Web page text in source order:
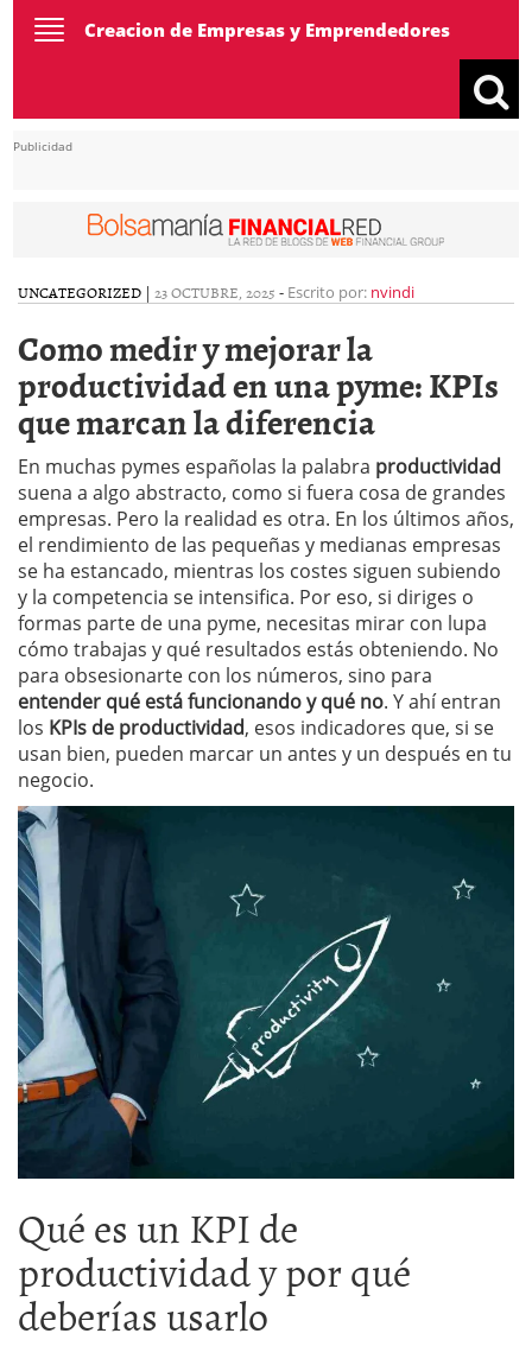
ToggleCreacion de Empresas y Emprendedores
Publicidad
UNCATEGORIZED | 23 OCTUBRE, 2025 - Escrito por: nvindi
Como medir y mejorar la
productividad en una pyme: KPIs
que marcan la diferencia
En muchas pymes españolas la palabra productividad
suena a algo abstracto, como si fuera cosa de grandes
empresas. Pero la realidad es otra. En los últimos años,
el rendimiento de las pequeñas y medianas empresas
se ha estancado, mientras los costes siguen subiendo
y la competencia se intensifica. Por eso, si diriges o
formas parte de una pyme, necesitas mirar con lupa
cómo trabajas y qué resultados estás obteniendo. No
para obsesionarte con los números, sino para
entender qué está funcionando y qué no. Y ahí entran
los KPIs de productividad, esos indicadores que, si se
usan bien, pueden marcar un antes y un después en tu
negocio.
Qué es un KPI de
productividad y por qué
deberías usarlo